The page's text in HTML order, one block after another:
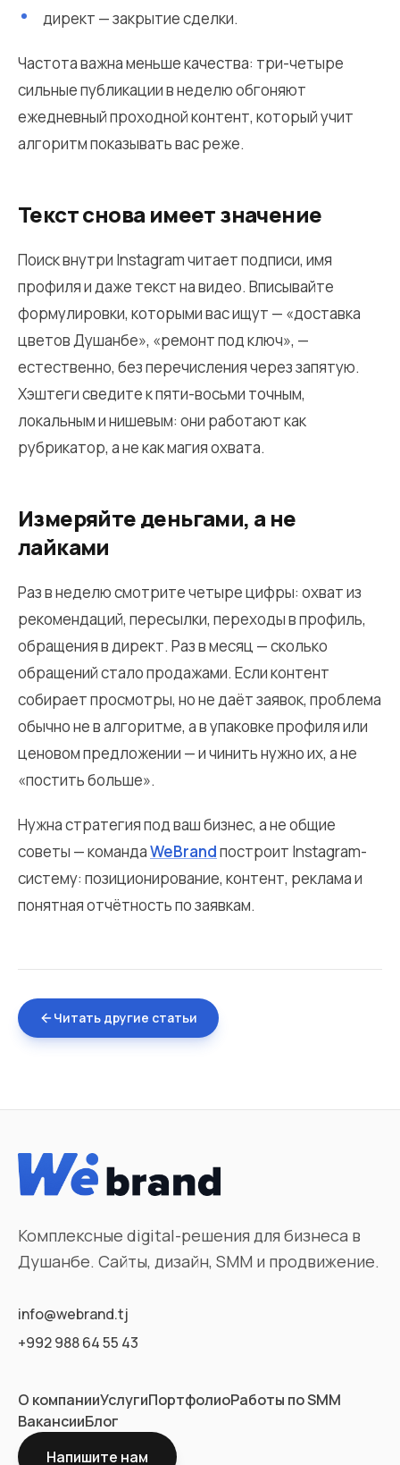
директ — закрытие сделки.
Частота важна меньше качества: три-четыре
сильные публикации в неделю обгоняют
ежедневный проходной контент, который учит
алгоритм показывать вас реже.
Текст снова имеет значение
Поиск внутри Instagram читает подписи, имя
профиля и даже текст на видео. Вписывайте
формулировки, которыми вас ищут — «доставка
цветов Душанбе», «ремонт под ключ», —
естественно, без перечисления через запятую.
Хэштеги сведите к пяти-восьми точным,
локальным и нишевым: они работают как
рубрикатор, а не как магия охвата.
Измеряйте деньгами, а не
лайками
Раз в неделю смотрите четыре цифры: охват из
рекомендаций, пересылки, переходы в профиль,
обращения в директ. Раз в месяц — сколько
обращений стало продажами. Если контент
собирает просмотры, но не даёт заявок, проблема
обычно не в алгоритме, а в упаковке профиля или
ценовом предложении — и чинить нужно их, а не
«постить больше».
Нужна стратегия под ваш бизнес, а не общие
советы — командаWeBrandпостроит Instagram-
систему: позиционирование, контент, реклама и
понятная отчётность по заявкам.
Читать другие статьи
Комплексные digital-решения для бизнеса в
Душанбе. Сайты, дизайн, SMM и продвижение.
info@webrand.tj
+992 988 64 55 43
О компанииУслугиПортфолиоРаботы по SMM
ВакансииБлог
Напишите нам